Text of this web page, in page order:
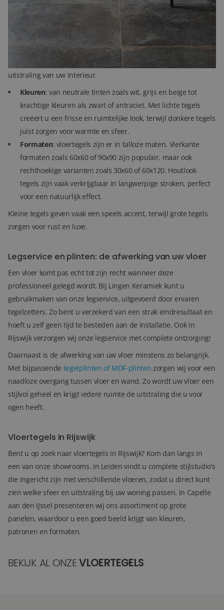
sfeer van echt natuursteen, maar met alle voordelen van
keramiek: slijtvast, kleurvast en eenvoudig in onderhoud.
Kleuren en formaten
De kleur en het formaat van een vloertegel bepalen de
uitstraling van uw interieur.
Kleuren: van neutrale tinten zoals wit, grijs en beige tot
krachtige kleuren als zwart of antraciet. Met lichte tegels
creëert u een frisse en ruimtelijke look, terwijl donkere tegels
juist zorgen voor warmte en sfeer.
Formaten: vloertegels zijn er in talloze maten. Vierkante
formaten zoals 60x60 of 90x90 zijn populair, maar ook
rechthoekige varianten zoals 30x60 of 60x120. Houtlook
tegels zijn vaak verkrijgbaar in langwerpige stroken, perfect
voor een natuurlijk effect.
Kleine tegels geven vaak een speels accent, terwijl grote tegels
zorgen voor rust en luxe.
Legservice en plinten: de afwerking van uw vloer
Een vloer komt pas echt tot zijn recht wanneer deze
professioneel gelegd wordt. Bij Lingen Keramiek kunt u
gebruikmaken van onze legservice, uitgevoerd door ervaren
tegelzetters. Zo bent u verzekerd van een strak eindresultaat en
hoeft u zelf geen tijd te besteden aan de installatie. Ook in
Rijswijk verzorgen wij onze legservice met complete ontzorging!
Daarnaast is de afwerking van uw vloer minstens zo belangrijk.
Met bijpassende tegelplinten of MDF-plinten zorgen wij voor een
naadloze overgang tussen vloer en wand. Zo wordt uw vloer een
stijlvol geheel en krijgt iedere ruimte de uitstraling die u voor
ogen heeft.
Vloertegels in Rijswijk
Bent u op zoek naar vloertegels in Rijswijk? Kom dan langs in
een van onze showrooms. In Leiden vindt u complete stijlstudio’s
die ingericht zijn met verschillende vloeren, zodat u direct kunt
zien welke sfeer en uitstraling bij uw woning passen. In Capelle
aan den IJssel presenteren wij ons assortiment op grote
panelen, waardoor u een goed beeld krijgt van kleuren,
patronen en formaten.
BEKIJK AL ONZEVLOERTEGELS